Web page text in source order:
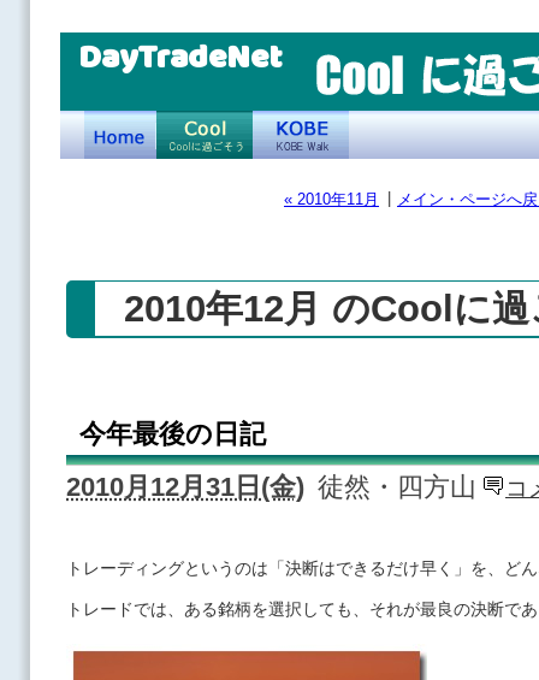
DayTradeNet
« 2010年11月 メイン・ページへ
2010年12月 のCoolに
今年最後の日記
2010月12月31日(金) 徒然・四方山 コ
トレーディングというのは「決断はできるだけ早く」を、ど
トレードでは、ある銘柄を選択しても、それが最良の決断で